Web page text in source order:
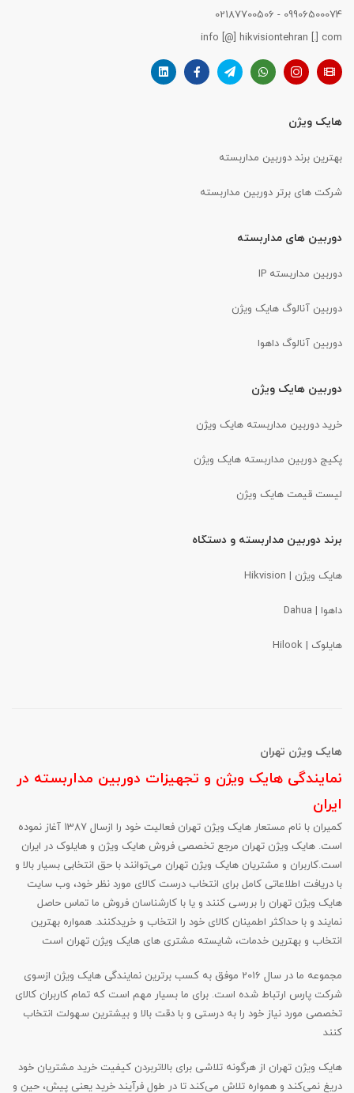
09906500074 - 02187700506
info [@] hikvisiontehran [.] com
هایک ویژن
بهترین برند دوربین مداربسته
شرکت های برتر دوربین مداربسته
دوربین های مداربسته
دوربین مداربسته IP
دوربین آنالوگ هایک ویژن
دوربین آنالوگ داهوا
دوربین هایک ویژن
خرید دوربین مداربسته هایک ویژن
پکیج دوربین مداربسته هایک ویژن
لیست قیمت هایک ویژن
برند دوربین مداربسته و دستگاه
هایک ویژن | Hikvision
داهوا | Dahua
هایلوک | Hilook
هایک ویژن تهران
نمایندگی هایک ویژن و تجهیزات دوربین مداربسته در
ایران
کمیران با نام مستعار هایک ویژن تهران فعالیت خود را ازسال 1387 آغاز نموده
است. هایک ویژن تهران مرجع تخصصی فروش هایک ویژن و هایلوک در ایران
است.کاربران و مشتریان هایک ویژن تهران می‌‏‌توانند با حق انتخابی بسیار بالا و
با دریافت اطلاعاتی کامل برای انتخاب درست کالای مورد نظر خود، وب سایت
هایک ویژن تهران را بررسی کنند و یا با کارشناسان فروش ما تماس حاصل
نمایند و با حداکثر اطمینان کالای خود را انتخاب و خریدکنند. همواره بهترین
انتخاب و بهترین خدمات، شایسته مشتری های هایک ویژن تهران است
مجموعه ما در سال 2016 موفق به کسب برترین نمایندگی هایک ویژن ازسوی
شرکت پارس ارتباط شده است. برای ما بسیار مهم است که تمام کاربران کالای
تخصصی مورد نیاز خود را به درستی و با دقت بالا و بیشترین سهولت انتخاب
کنند
هایک ویژن تهران از هرگونه تلاشی برای بالاتربردن کیفیت خرید مشتریان خود
دریغ نمی‏‌کند و همواره تلاش می‏‌کند تا در طول فرآیند خرید یعنی پیش، حین و